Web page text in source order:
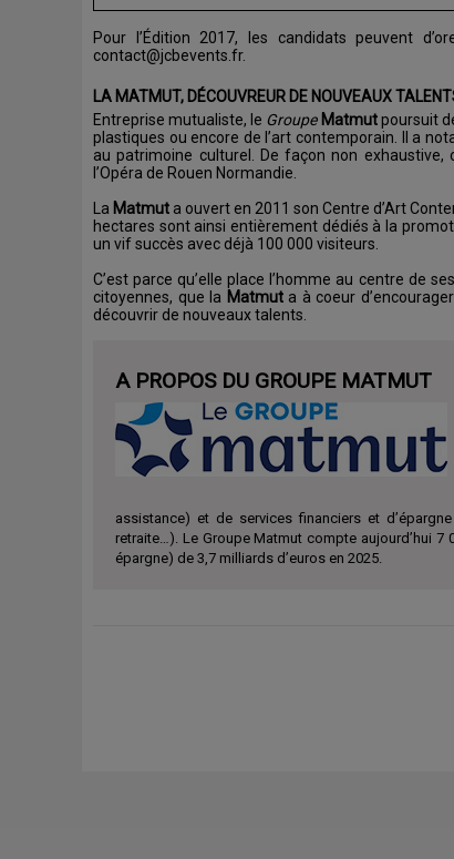
Pour l’Édition 2017, les candidats peuvent
contact@jcbevents.fr.
LA MATMUT, DÉCOUVREUR DE NOUVEAUX
Entreprise mutualiste, le Groupe Matmutpoursuit
plastiques ou encore de l’art contemporain. Il a
au patrimoine culturel. De façon non
l’Opéra de Rouen Normandie.
La Matmut a ouvert en 2011 son Centre d’Art
hectares sont ainsi entièrement dédiés à la
un vif succès avec déjà 100 000 visiteurs.
C’est parce qu’elle place l’homme au centre de
citoyennes, que la Matmuta à coeur
découvrir de nouveaux talents.
A PROPOS DU GROUPE MATMUT
assistance) et de services financiers et
retraite…). Le Groupe Matmut compte aujourd’hui
épargne) de 3,7 milliards d’euros en 2025.